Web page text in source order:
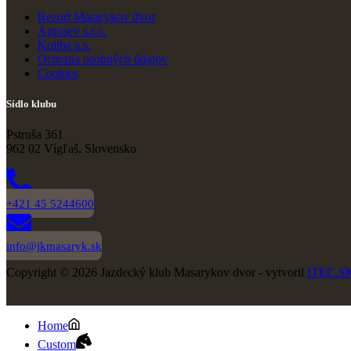
Rezort Masarykov dvor
Agrosev s.r.o.
Koliba a.s.
Ochrana osobných údajov
Cookies
Sídlo klubu
Pstruša 361
962 02 Vígľaš, Slovensko
+421 45 5244600
info@jkmasaryk.sk
Copyright © 2026 Jazdecký klub Masarykov dvor - vytvoril
Home
Custom